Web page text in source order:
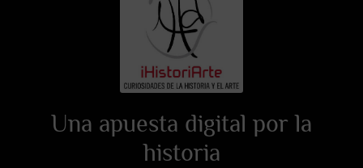
Una apuesta digital por la
historia